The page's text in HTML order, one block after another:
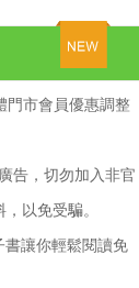
門市會員優惠調整
告，切勿加入非官
以免受騙。
讓你輕鬆閱讀免